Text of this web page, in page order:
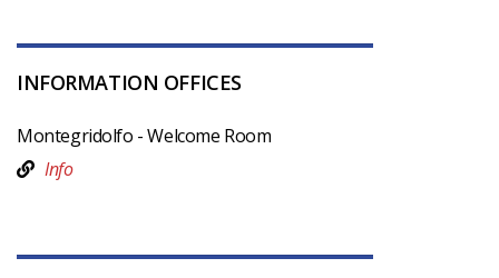
INFORMATION OFFICES
Montegridolfo - Welcome Room
Info